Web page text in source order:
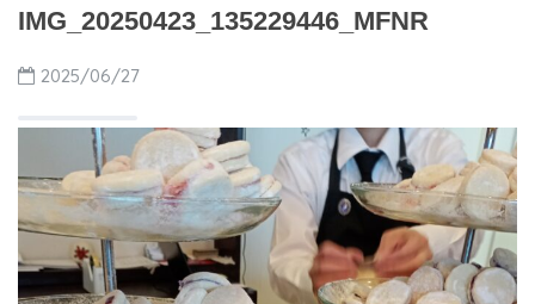
IMG_20250423_135229446_MFNR
2025/06/27